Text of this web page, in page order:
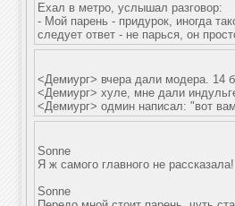
Ехал в метро, услышал разговор:
- Мой парень - придурок, иногда
следует ответ - не парься, он
<Демиург> вчера дали модера. 14
<Демиург> хуле, мне дали
<Демиург> одмин написал: "вот
Sonne
Я ж самого главного не
Sonne